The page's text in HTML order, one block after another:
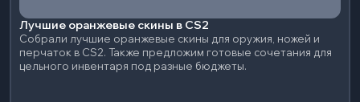
Лучшие оранжевые скины в CS2
Собрали лучшие оранжевые скины для оружия, ножей и
перчаток в CS2. Также предложим готовые сочетания для
цельного инвентаря под разные бюджеты.